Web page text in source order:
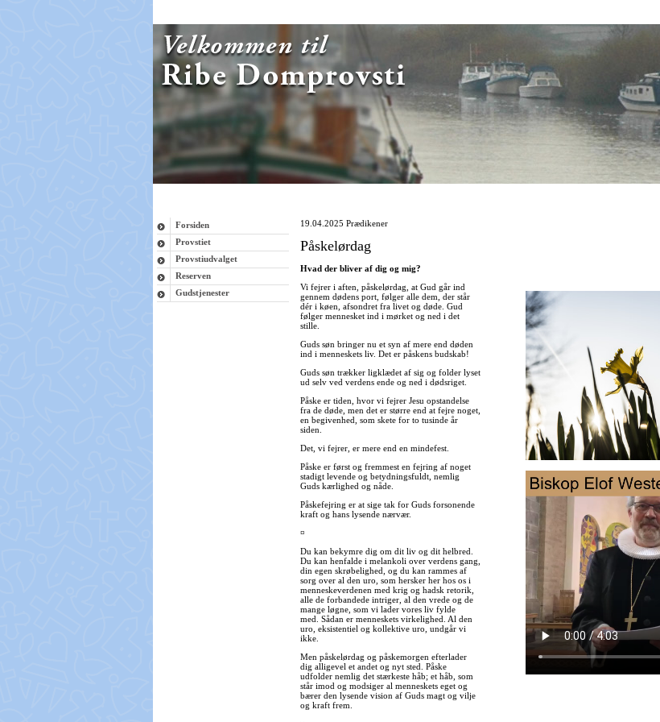
indholdet
Forsiden
Provstiet
Provstiudvalget
Reserven
Gudstjenester
19.04.2025 Prædikener
Påskelørdag
Hvad der bliver af dig og mig?
Vi fejrer i aften, påskelørdag, at Gud går ind
gennem dødens port, følger alle dem, der står
dér i køen, afsondret fra livet og døde. Gud
følger mennesket ind i mørket og ned i det
stille.
Guds søn bringer nu et syn af mere end døden
ind i menneskets liv. Det er påskens budskab!
Guds søn trækker ligklædet af sig og folder lyset
ud selv ved verdens ende og ned i dødsriget.
Påske er tiden, hvor vi fejrer Jesu opstandelse
fra de døde, men det er større end at fejre noget,
en begivenhed, som skete for to tusinde år
siden.
Det, vi fejrer, er mere end en mindefest.
Påske er først og fremmest en fejring af noget
stadigt levende og betydningsfuldt, nemlig
Guds kærlighed og nåde.
Påskefejring er at sige tak for Guds forsonende
kraft og hans lysende nærvær.
¤
Du kan bekymre dig om dit liv og dit helbred.
Du kan henfalde i melankoli over verdens gang,
din egen skrøbelighed, og du kan rammes af
sorg over al den uro, som hersker her hos os i
menneskeverdenen med krig og hadsk retorik,
alle de forbandede intriger, al den vrede og de
mange løgne, som vi lader vores liv fylde
med. Sådan er menneskets virkelighed. Al den
uro, eksistentiel og kollektive uro, undgår vi
ikke.
Men påskelørdag og påskemorgen efterlader
dig alligevel et andet og nyt sted. Påske
udfolder nemlig det stærkeste håb; et håb, som
står imod og modsiger al menneskets eget og
bærer den lysende vision af Guds magt og vilje
og kraft frem.